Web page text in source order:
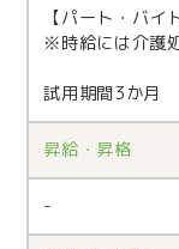
【パート・バ
※時給には介護
試用期間3か月
昇給・昇格
-